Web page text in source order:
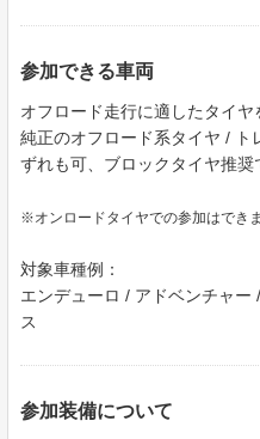
参加できる車両
オフロード走行に適したタイヤ
純正のオフロード系タイヤ /
ずれも可、ブロックタイヤ推奨
※オンロードタイヤでの参加はできま
対象車種例：
エンデューロ / アドベンチャー
ス
参加装備について